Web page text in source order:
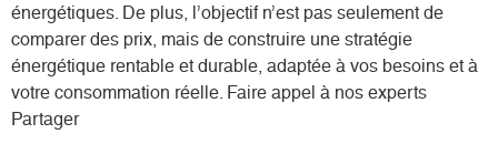
énergétiques. De plus, l’objectif n’est pas seulement de
comparer des prix, mais de construire une stratégie
énergétique rentable et durable, adaptée à vos besoins et à
votre consommation réelle. Faire appel à nos experts
Partager